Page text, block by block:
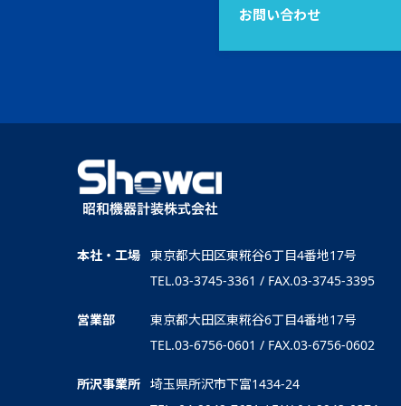
お問い合わせ
本社・工場
東京都大田区東糀谷6丁目4番地17号
TEL.03-3745-3361 / FAX.03-3745-3395
営業部
東京都大田区東糀谷6丁目4番地17号
TEL.03-6756-0601 / FAX.03-6756-0602
所沢事業所
埼玉県所沢市下富1434-24